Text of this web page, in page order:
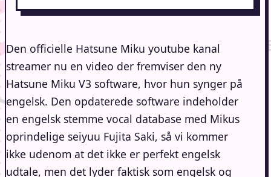
Den officielle Hatsune Miku youtube kanal
streamer nu en video der fremviser den ny
Hatsune Miku V3 software, hvor hun synger på
engelsk. Den opdaterede software indeholder
en engelsk stemme vocal database med Mikus
oprindelige seiyuu Fujita Saki, så vi kommer
ikke udenom at det ikke er perfekt engelsk
udtale, men det lyder faktisk som engelsk og